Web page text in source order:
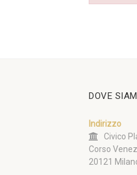
DOVE
Indirizzo
Civico
Corso
20121